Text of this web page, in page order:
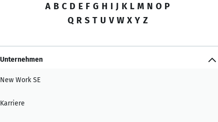
A B C D E F G H I J K L M N O P
Q R S T U V W X Y Z
Unternehmen
New Work SE
Karriere